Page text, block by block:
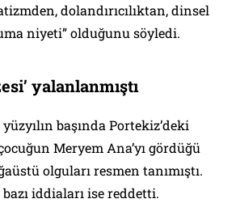
dolandırıcılıktan, dinsel
niyeti” olduğunu söyledi.
yalanlanmıştı
başında Portekiz’deki
Meryem Ana’yı gördüğü
olguları resmen tanımıştı.
iddiaları ise reddetti.